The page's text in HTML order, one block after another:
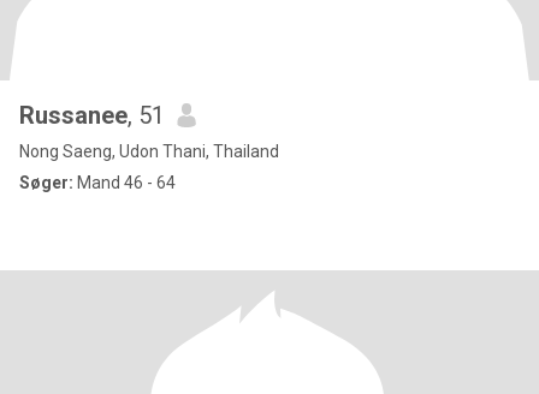
Russanee, 51
Nong Saeng, Udon Thani, Thailand
Søger: Mand 46 - 64